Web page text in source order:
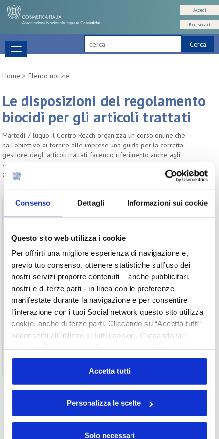
Consenso Dettagli Informazioni sui cookie
Questo sito web utilizza i cookie
Per offrirti una migliore esperienza di navigazione e,
previo tuo consenso, ottenere statistiche sull’uso dei
nostri servizi proporre contenuti – anche pubblicitari,
nostri e di terze parti - in linea con le preferenze
manifestate durante la navigazione e per consentire
l’interazione con i tuoi Social network questo sito utilizza
cookie, anche di terze parti. Cliccando su “Accetta tutti”
acconsenti all’utilizzo di tutti i cookie. Cliccando sul
o profilazione viene utilizzato. Cliccando su
“Personalizza le scelte” è possibile esprimere la propria
volontà in relazione a ciascuna categoria di cookie del
Accetta tutti
Personalizza le scelte
Solo necessari
Cerca
Accedi
Registrati
Toggle
navigation
Home
Elenco notizie
Le disposizioni del regolamento
biocidi per gli articoli trattati
Martedì 7 luglio il Centro Reach organizza un corso online che
ha l’obiettivo di fornire alle imprese una guida per la corretta
gestione degli articoli trattati, facendo riferimento anche agli
strumenti ad oggi a disposizione per stabilire se un prodotto è un
articolo trattato con biocidi.
Per visualizzare il testo completo del
del sito.
Username
Password
Ricordami
Non ti sei ancora registrato?Registrati
CopyrightUNISERVICE2015 - 2019
Indirizzo di posta certificata – PEC